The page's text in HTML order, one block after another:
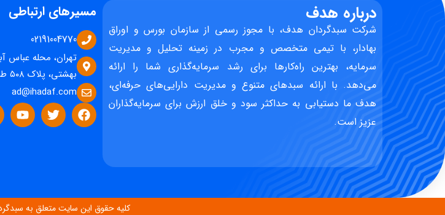
درباره هدف
شرکت سبدگردان هدف، با مجوز رسمی از سازمان بورس و اوراق
بهادار، با تیمی متخصص و مجرب در زمینه تحلیل و مدیریت
سرمایه، بهترین راه‌کارها برای رشد سرمایه‌گذاری شما را ارائه
می‌دهد. با ارائه سبدهای متنوع و مدیریت دارایی‌های حرفه‌ای،
هدف ما دستیابی به حداکثر سود و خلق ارزش برای سرمایه‌گذاران
عزیز است.
مسیرهای ارتباطی
02191004770
تهران، محله عباس
بهشتی، پلاک ۵۰۸ طبقه اول کد پستی (۱۵۹۶۹۸۳۵۱۱)
ad@ihadaf.com
کلیه حقوق این سایت متعلق به